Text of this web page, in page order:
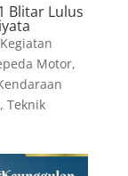
Blitar Lulus
Kegiatan
Motor,
, Teknik